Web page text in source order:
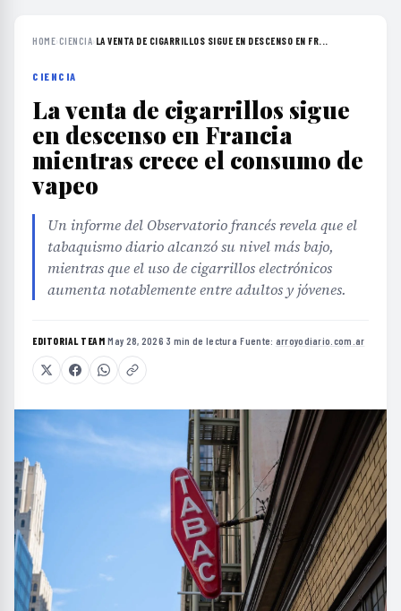
HOME›CIENCIA› LA VENTA DE CIGARRILLOS SIGUE EN DESCENSO EN FR...
CIENCIA
La venta de cigarrillos sigue
en descenso en Francia
mientras crece el consumo de
vapeo
Un informe del Observatorio francés revela que el
tabaquismo diario alcanzó su nivel más bajo,
mientras que el uso de cigarrillos electrónicos
aumenta notablemente entre adultos y jóvenes.
EDITORIAL TEAM·May 28, 2026·3 min de lectura·Fuente: arroyodiario.com.ar